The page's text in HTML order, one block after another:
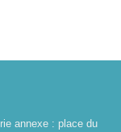
annexe : place du